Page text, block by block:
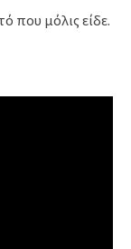
που μόλις είδε.